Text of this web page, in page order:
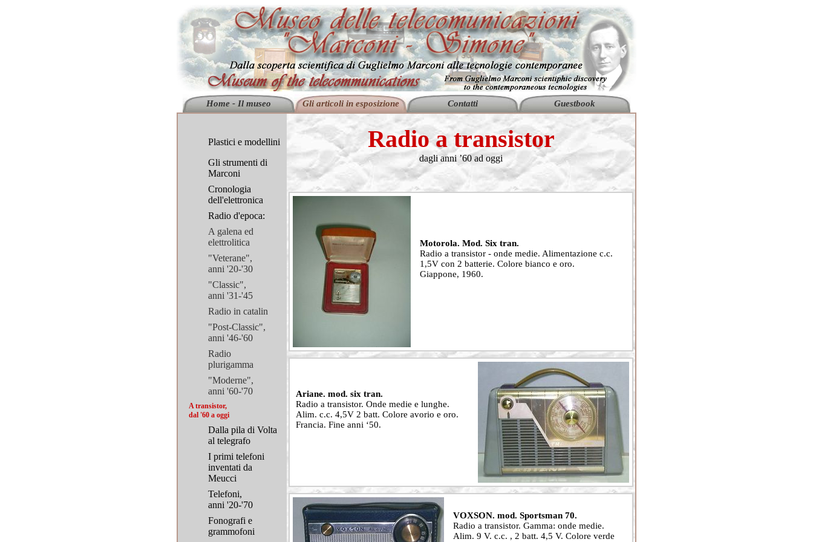
Home - Il museo Gli articoli in esposizione Contatti Guestbook
Plastici e modellini
Gli strumenti di
Marconi
Cronologia
dell'elettronica
Radio d'epoca:
A galena ed
elettrolitica
"Veterane",
anni '20-'30
"Classic",
anni '31-'45
Radio in catalin
"Post-Classic",
anni '46-'60
Radio
plurigamma
"Moderne",
anni '60-'70
A transistor,
dal '60 a oggi
Dalla pila di Volta
al telegrafo
I primi telefoni
inventati da
Meucci
Telefoni,
anni '20-'70
Fonografi e
grammofoni
Radio a transistor
dagli anni ’60 ad oggi
Motorola. Mod. Six tran.
Radio a transistor - onde medie. Alimentazione c.c.
1,5V con 2 batterie. Colore bianco e oro.
Giappone, 1960.
Ariane. mod. six tran.
Radio a transistor. Onde medie e lunghe.
Alim. c.c. 4,5V 2 batt. Colore avorio e oro.
Francia. Fine anni ‘50.
VOXSON. mod. Sportsman 70.
Radio a transistor. Gamma: onde medie.
Alim. 9 V. c.c. , 2 batt. 4,5 V. Colore verde